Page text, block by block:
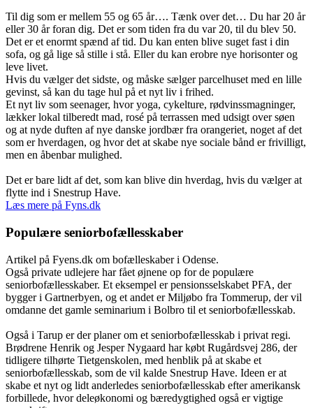
Til dig som er mellem 55 og 65 år…. Tænk over det… Du har 20 år
eller 30 år foran dig. Det er som tiden fra du var 20, til du blev 50.
Det er et enormt spænd af tid. Du kan enten blive suget fast i din
sofa, og gå lige så stille i stå. Eller du kan erobre nye horisonter og
leve livet.
Hvis du vælger det sidste, og måske sælger parcelhuset med en lille
gevinst, så kan du tage hul på et nyt liv i frihed.
Et nyt liv som seenager, hvor yoga, cykelture, rødvinssmagninger,
lækker lokal tilberedt mad, rosé på terrassen med udsigt over søen
og at nyde duften af nye danske jordbær fra orangeriet, noget af det
som er hverdagen, og hvor det at skabe nye sociale bånd er frivilligt,
men en åbenbar mulighed.
Det er bare lidt af det, som kan blive din hverdag, hvis du vælger at
flytte ind i Snestrup Have.
Læs mere på Fyns.dk
Populære seniorbofællesskaber
Artikel på Fyens.dk om bofælleskaber i Odense.
Også private udlejere har fået øjnene op for de populære
seniorbofællesskaber. Et eksempel er pensionsselskabet PFA, der
bygger i Gartnerbyen, og et andet er Miljøbo fra Tommerup, der vil
omdanne det gamle seminarium i Bolbro til et seniorbofællesskab.
Også i Tarup er der planer om et seniorbofællesskab i privat regi.
Brødrene Henrik og Jesper Nygaard har købt Rugårdsvej 286, der
tidligere tilhørte Tietgenskolen, med henblik på at skabe et
seniorbofællesskab, som de vil kalde Snestrup Have. Ideen er at
skabe et nyt og lidt anderledes seniorbofællesskab efter amerikansk
forbillede, hvor deleøkonomi og bæredygtighed også er vigtige